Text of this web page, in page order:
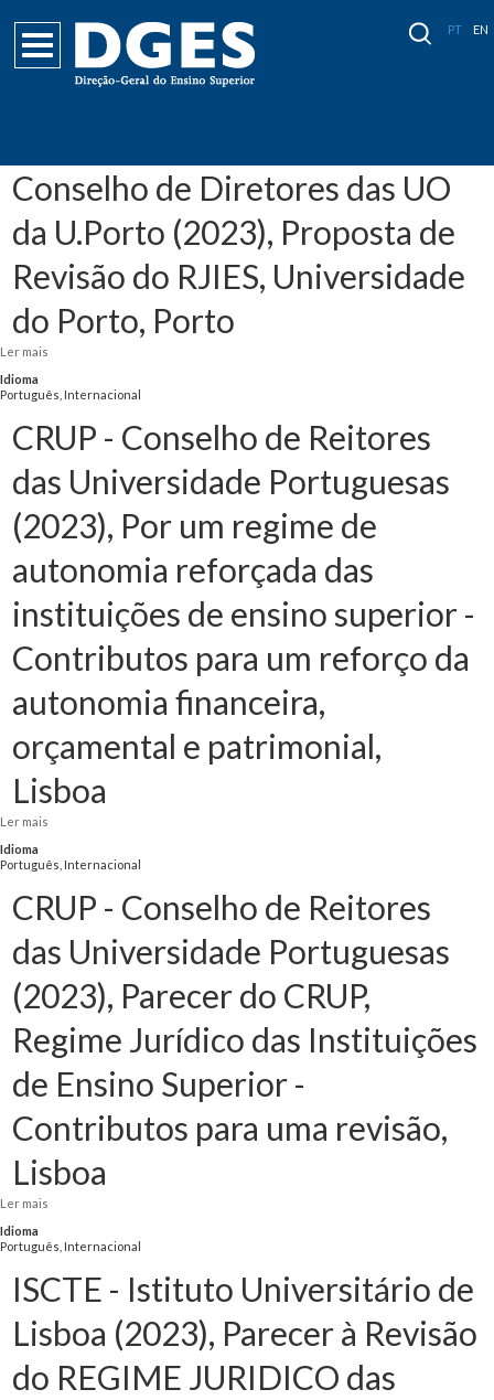
PT EN
Conselho de Diretores das UO
da U.Porto (2023), Proposta de
Revisão do RJIES, Universidade
do Porto, Porto
Ler mais
Idioma
Português, Internacional
CRUP - Conselho de Reitores
das Universidade Portuguesas
(2023), Por um regime de
autonomia reforçada das
instituições de ensino superior -
Contributos para um reforço da
autonomia financeira,
orçamental e patrimonial,
Lisboa
Ler mais
patrimonial, Lisboa
Idioma
Português, Internacional
CRUP - Conselho de Reitores
das Universidade Portuguesas
(2023), Parecer do CRUP,
Regime Jurídico das Instituições
de Ensino Superior -
Contributos para uma revisão,
Lisboa
Ler mais
Idioma
Português, Internacional
ISCTE - Istituto Universitário de
Lisboa (2023), Parecer à Revisão
do REGIME JURIDICO das